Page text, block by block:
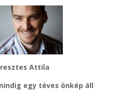
Attila
egy téves önkép áll